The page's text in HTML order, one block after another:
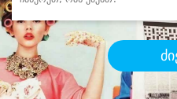
შეიძინე